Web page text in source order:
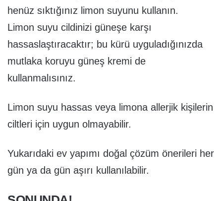
henüz sıktığınız limon suyunu kullanın.
Limon suyu cildinizi güneşe karşı
hassaslaştıracaktır; bu kürü uyguladığınızda
mutlaka koruyu güneş kremi de
kullanmalısınız.
Limon suyu hassas veya limona allerjik kişilerin
ciltleri için uygun olmayabilir.
Yukarıdaki ev yapımı doğal çözüm önerileri her
gün ya da gün aşırı kullanılabilir.